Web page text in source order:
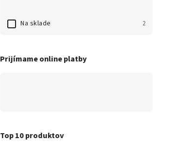
Na sklade 2
Prijímame online platby
Top 10 produktov